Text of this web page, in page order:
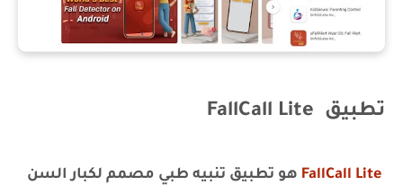
تطبيق FallCall Lite
هو تطبيق تنبيه طبي مصمم لكبار السن